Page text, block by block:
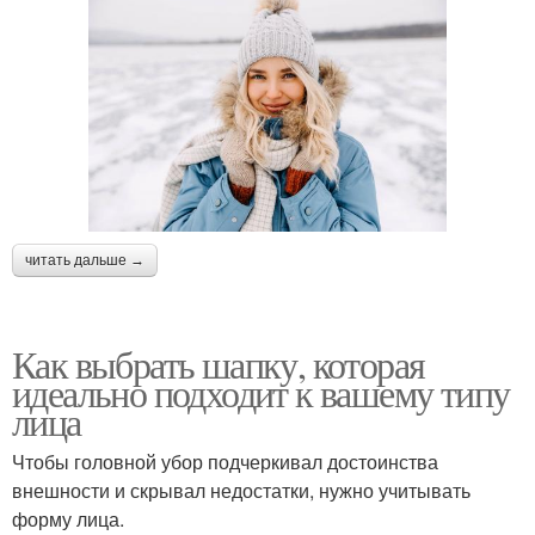
читать дальше →
Как выбрать шапку, которая
идеально подходит к вашему типу
лица
Чтобы головной убор подчеркивал достоинства
внешности и скрывал недостатки, нужно учитывать
форму лица.